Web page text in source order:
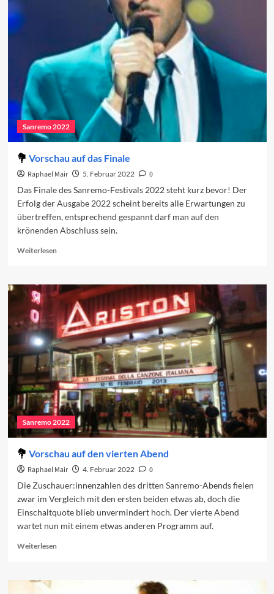
Sanremo 2022
Vorschau auf das Finale
Raphael Mair 5. Februar 2022
0
Das Finale des Sanremo-Festivals 2022 steht kurz bevor! Der
Erfolg der Ausgabe 2022 scheint bereits alle Erwartungen zu
übertreffen, entsprechend gespannt darf man auf den
krönenden Abschluss sein.
WeiterlesenRead
Vorschau
auf
Finale
Sanremo 2022
Vorschau auf den vierten Abend
Raphael Mair 4. Februar 2022
0
Die Zuschauer:innenzahlen des dritten Sanremo-Abends fielen
zwar im Vergleich mit den ersten beiden etwas ab, doch die
Einschaltquote blieb unvermindert hoch. Der vierte Abend
wartet nun mit einem etwas anderen Programm auf.
WeiterlesenRead